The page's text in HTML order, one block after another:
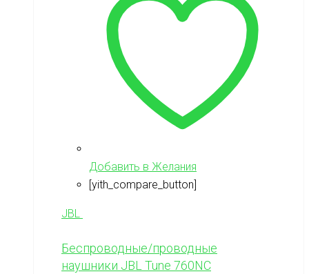
Добавить в Желания
[yith_compare_button]
JBL
Беспроводные/проводные
наушники JBL Tune 760NC